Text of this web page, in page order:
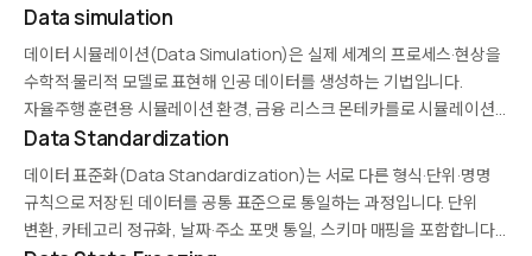
프라이버시·보안·지적재산권을 보호하기 위한 거버넌스가 필수입니다. AI
학습 데이터 공유, 산업 간 협업, 공공 데이터 공개 등 다양한 맥락에서…
Data simulation
데이터 시뮬레이션(Data Simulation)은 실제 세계의 프로세스·현상을
수학적·물리적 모델로 표현해 인공 데이터를 생성하는 기법입니다.
자율주행 훈련용 시뮬레이션 환경, 금융 리스크 몬테카를로 시뮬레이션,
제조 공정 디지털 트윈 등이 대표 사례입니다. 실험이 위험하거나 비용이
큰 시나리오에서 AI 학습·검증의 필수 기법입니다.
Data Standardization
데이터 표준화(Data Standardization)는 서로 다른 형식·단위·명명
규칙으로 저장된 데이터를 공통 표준으로 통일하는 과정입니다. 단위
변환, 카테고리 정규화, 날짜·주소 포맷 통일, 스키마 매핑을 포함합니다.